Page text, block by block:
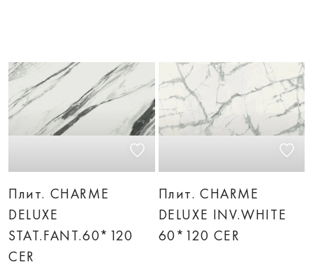
Плит. CHARME
DELUXE
STAT.FANT.60*120
CER
Плит. CHARME
DELUXE INV.WHITE
60*120 CER